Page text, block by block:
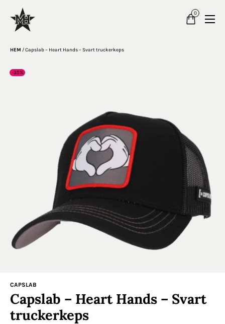
0
HEM /Capslab – Heart Hands – Svart truckerkeps
-35%
CAPSLAB
Capslab – Heart Hands – Svart
truckerkeps